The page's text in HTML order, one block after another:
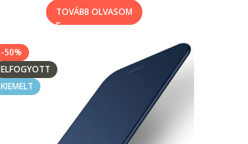
TOVÁBB OLVASOM
-50%
ELFOGYOTT
KIEMELT